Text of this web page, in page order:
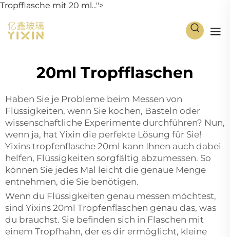
Tropfflasche mit 20 ml...">
20ml Tropfflaschen
Haben Sie je Probleme beim Messen von
Flüssigkeiten, wenn Sie kochen, Basteln oder
wissenschaftliche Experimente durchführen? Nun,
wenn ja, hat Yixin die perfekte Lösung für Sie!
Yixins tropfenflasche 20ml kann Ihnen auch dabei
helfen, Flüssigkeiten sorgfältig abzumessen. So
können Sie jedes Mal leicht die genaue Menge
entnehmen, die Sie benötigen.
Wenn du Flüssigkeiten genau messen möchtest,
sind Yixins 20ml Tropfenflaschen genau das, was
du brauchst. Sie befinden sich in Flaschen mit
einem Tropfhahn, der es dir ermöglicht, kleine